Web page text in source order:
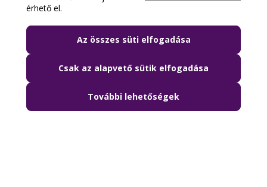
érhető el.
Az összes süti elfogadása
Csak az alapvető sütik elfogadása
További lehetőségek